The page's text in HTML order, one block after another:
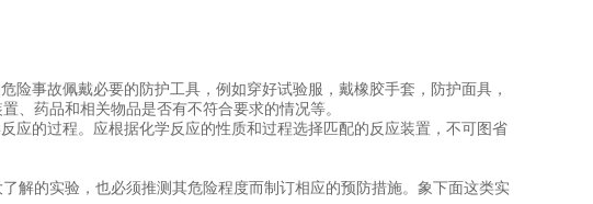
事故佩戴必要的防护工具，例如穿好试验服，戴橡胶手套，防护面具，
、药品和相关物品是否有不符合要求的情况等。
应的过程。应根据化学反应的性质和过程选择匹配的反应装置，不可图省
解的实验，也必须推测其危险程度而制订相应的预防措施。象下面这类实